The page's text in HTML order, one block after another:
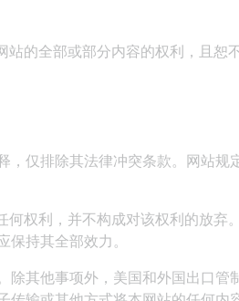
的全部或部分内容的权利，且
，仅排除其法律冲突条款。网站
何权利，并不构成对该权利的放
持其全部效力。
除其他事项外，美国和外国出口